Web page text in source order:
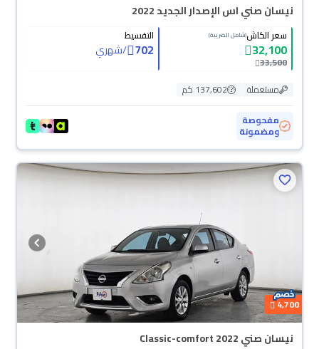
نيسان صني اس الإصدار الجديد 2022
سعر الكاش(شامل الضريبة)
32,100
33,500
التقسيط
702
/شهري
مستعملة
137,602 كم
مفحوصة
ومضمونة
محجوزة
4,700
نيسان صني Classic-comfort 2022